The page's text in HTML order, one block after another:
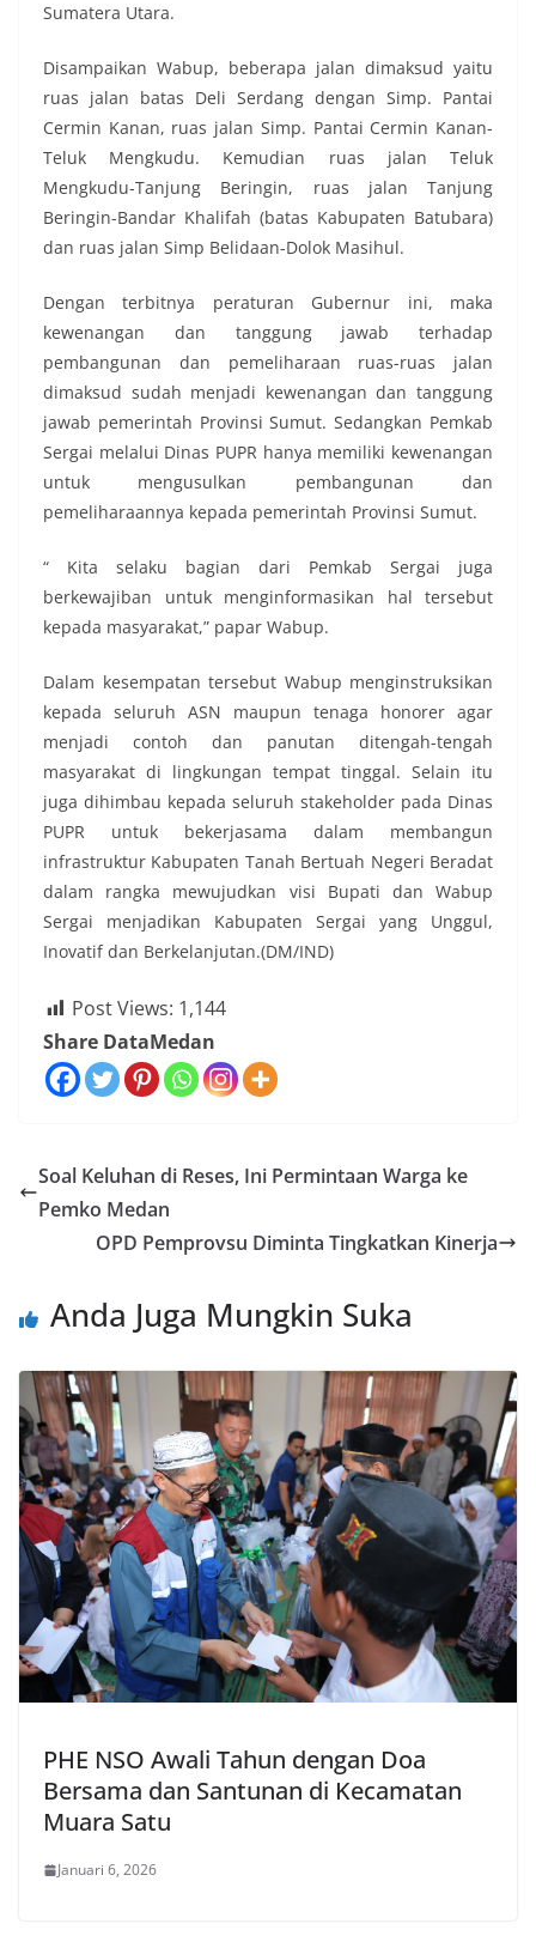
Sumatera Utara.
Disampaikan Wabup, beberapa jalan dimaksud yaitu
ruas jalan batas Deli Serdang dengan Simp. Pantai
Cermin Kanan, ruas jalan Simp. Pantai Cermin Kanan-
Teluk Mengkudu. Kemudian ruas jalan Teluk
Mengkudu-Tanjung Beringin, ruas jalan Tanjung
Beringin-Bandar Khalifah (batas Kabupaten Batubara)
dan ruas jalan Simp Belidaan-Dolok Masihul.
Dengan terbitnya peraturan Gubernur ini, maka
kewenangan dan tanggung jawab terhadap
pembangunan dan pemeliharaan ruas-ruas jalan
dimaksud sudah menjadi kewenangan dan tanggung
jawab pemerintah Provinsi Sumut. Sedangkan Pemkab
Sergai melalui Dinas PUPR hanya memiliki kewenangan
untuk mengusulkan pembangunan dan
pemeliharaannya kepada pemerintah Provinsi Sumut.
“ Kita selaku bagian dari Pemkab Sergai juga
berkewajiban untuk menginformasikan hal tersebut
kepada masyarakat,” papar Wabup.
Dalam kesempatan tersebut Wabup menginstruksikan
kepada seluruh ASN maupun tenaga honorer agar
menjadi contoh dan panutan ditengah-tengah
masyarakat di lingkungan tempat tinggal. Selain itu
juga dihimbau kepada seluruh stakeholder pada Dinas
PUPR untuk bekerjasama dalam membangun
infrastruktur Kabupaten Tanah Bertuah Negeri Beradat
dalam rangka mewujudkan visi Bupati dan Wabup
Sergai menjadikan Kabupaten Sergai yang Unggul,
Inovatif dan Berkelanjutan.(DM/IND)
Post Views: 1,144
Share DataMedan
Soal Keluhan di Reses, Ini Permintaan Warga ke
Pemko Medan
OPD Pemprovsu Diminta Tingkatkan Kinerja
Anda Juga Mungkin Suka
PHE NSO Awali Tahun dengan Doa
Bersama dan Santunan di Kecamatan
Muara Satu
Januari 6, 2026